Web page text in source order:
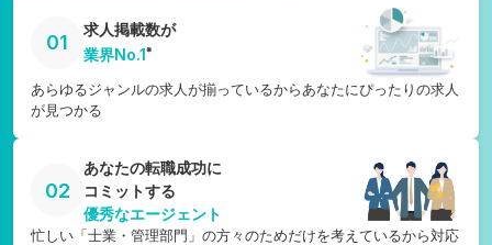
01
求人掲載数が
業界No.1※
あらゆるジャンルの求人が揃っているからあなたにぴったりの求人
が見つかる
02
あなたの転職成功に
コミットする
優秀なエージェント
忙しい「士業・管理部門」の方々のためだけを考えているから対応